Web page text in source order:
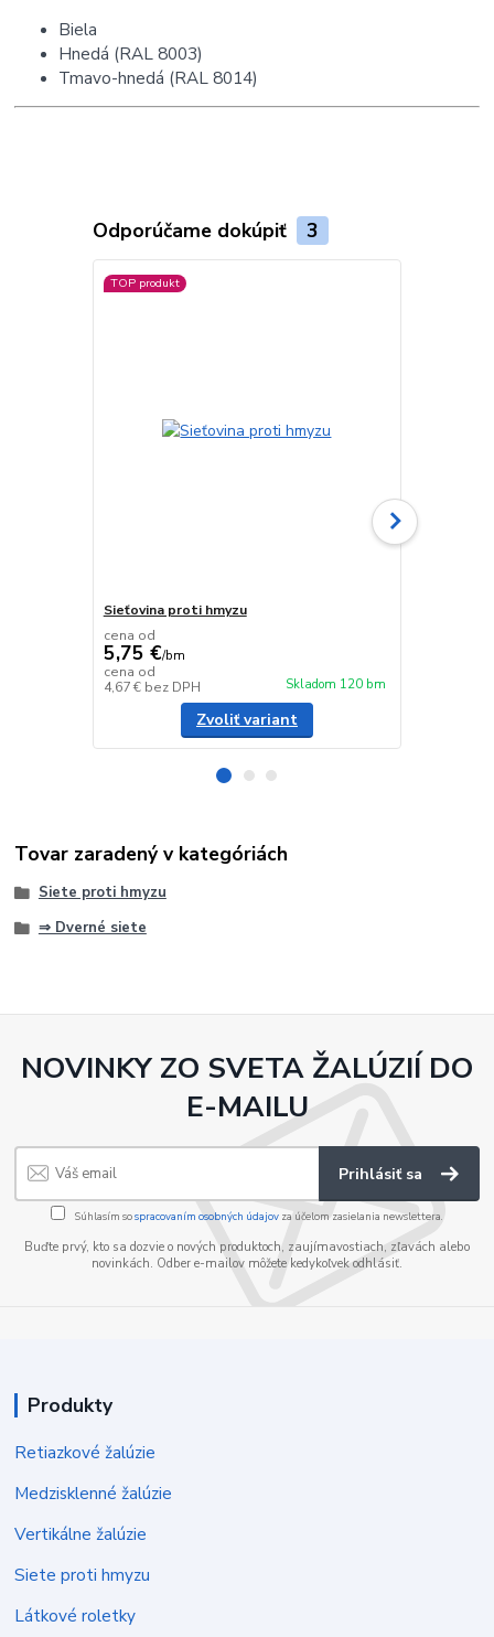
Biela
Hnedá (RAL 8003)
Tmavo-hnedá (RAL 8014)
Odporúčame dokúpiť 3
TOP produkt
Sieťovina proti hmyzu
cena od
5,75 €/bm
cena od
4,67 € bez DPH Skladom 120 bm
Zvoliť variant
Tovar zaradený v kategóriách
Siete proti hmyzu
⇒ Dverné siete
NOVINKY ZO SVETA ŽALÚZIÍ DO
E-MAILU
Prihlásiť sa
Súhlasím sospracovaním osobných údajov za účelom zasielania newslettera.
Buďte prvý, kto sa dozvie o nových produktoch, zaujímavostiach, zľavách alebo
novinkách. Odber e-mailov môžete kedykoľvek odhlásiť.
Produkty
Retiazkové žalúzie
Medzisklenné žalúzie
Vertikálne žalúzie
Siete proti hmyzu
Látkové roletky